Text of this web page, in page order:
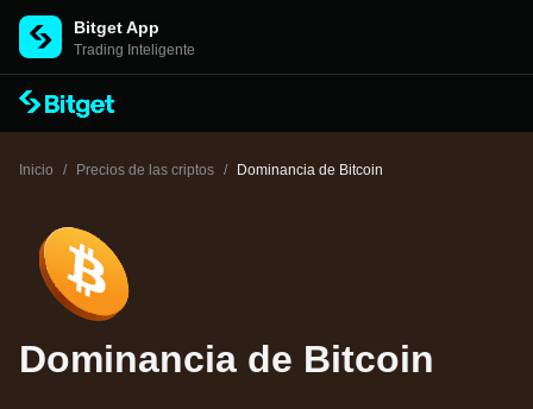
Bitget App
Trading Inteligente
Inicio / Precios de las criptos / Dominancia de Bitcoin
Dominancia de Bitcoin